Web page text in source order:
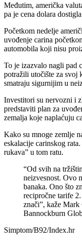
Međutim, američka
pa je cena dolara
Početkom nedelje
uvođenje carina
automobila koji nisu
To je izazvalo nagli pad
potražili utočište za svoj
smatraju sigurnijim u
Investitori su nervozni i
predstaviti plan za
zemalja koje naplaćuju
Kako su mnoge zemlje
eskalacije carinskog
rukava” u tom ratu.
“Od svih na
neizvesnost. Ovo
banaka. Ono što
recipročne tarife
znači”, kaže Mark
Bannockburn
Simptom/B92/Index.hr